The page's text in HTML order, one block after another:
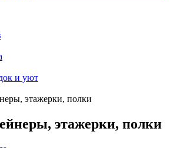
и уют
этажерки, полки
этажерки, полки